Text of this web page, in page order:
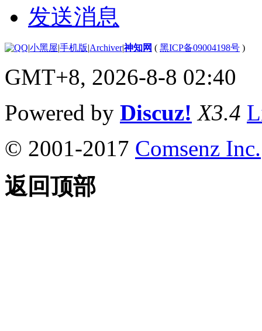
发送消息
|小黑屋|手机版|Archiver|神知网 ( 黑ICP备09004198号 )
GMT+8, 2026-8-8 02:40
Powered by Discuz! X3.4
© 2001-2017 Comsenz Inc.
返回顶部